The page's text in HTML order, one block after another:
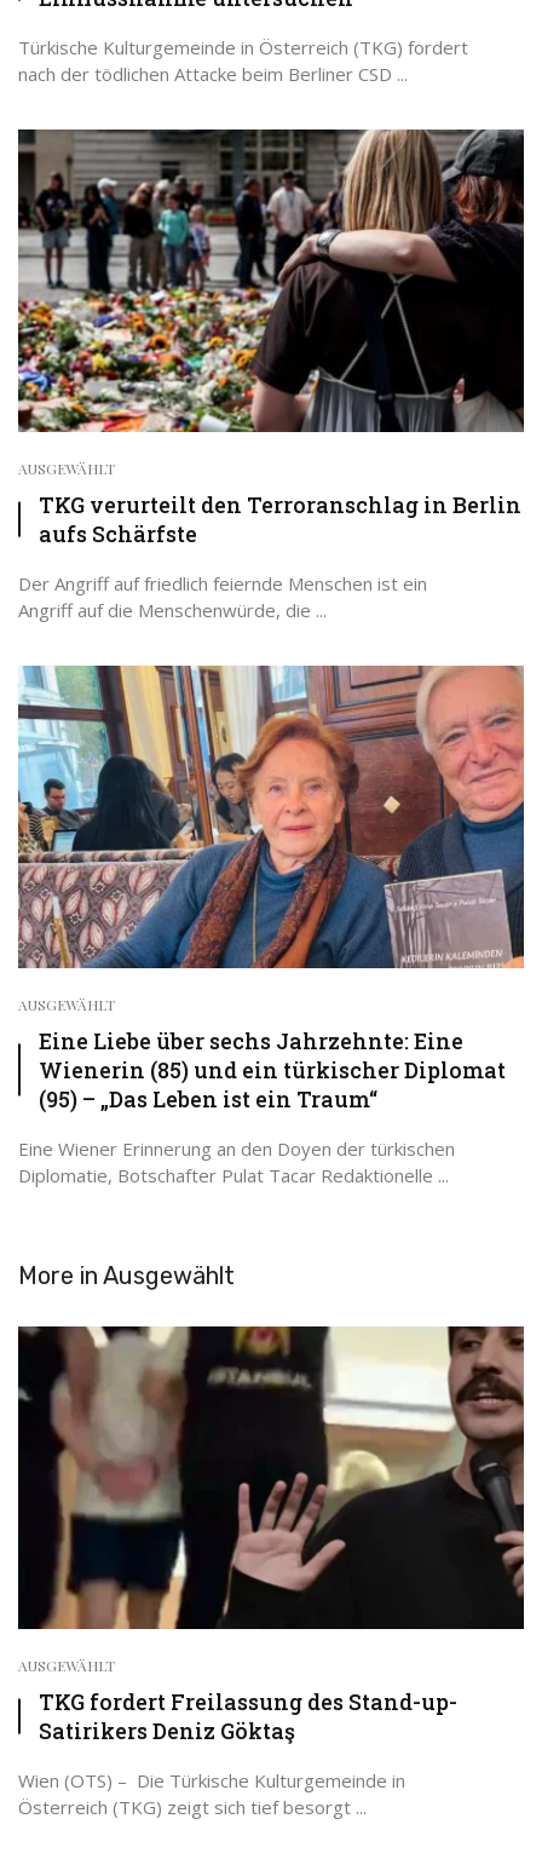
Türkische Kulturgemeinde in Österreich (TKG) fordert
nach der tödlichen Attacke beim Berliner CSD ...
AUSGEWÄHLT
TKG verurteilt den Terroranschlag in Berlin
aufs Schärfste
Der Angriff auf friedlich feiernde Menschen ist ein
Angriff auf die Menschenwürde, die ...
AUSGEWÄHLT
Eine Liebe über sechs Jahrzehnte: Eine
Wienerin (85) und ein türkischer Diplomat
(95) – „Das Leben ist ein Traum“
Eine Wiener Erinnerung an den Doyen der türkischen
Diplomatie, Botschafter Pulat Tacar Redaktionelle ...
More in Ausgewählt
AUSGEWÄHLT
TKG fordert Freilassung des Stand-up-
Satirikers Deniz Göktaş
Wien (OTS) – Die Türkische Kulturgemeinde in
Österreich (TKG) zeigt sich tief besorgt ...